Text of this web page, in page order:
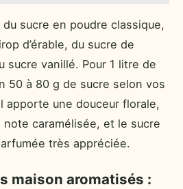
sucre en poudre classique,
d’érable, du sucre de
sucre vanillé. Pour 1 litre de
50 à 80 g de sucre selon vos
apporte une douceur florale,
note caramélisée, et le sucre
très appréciée.
maison aromatisés :